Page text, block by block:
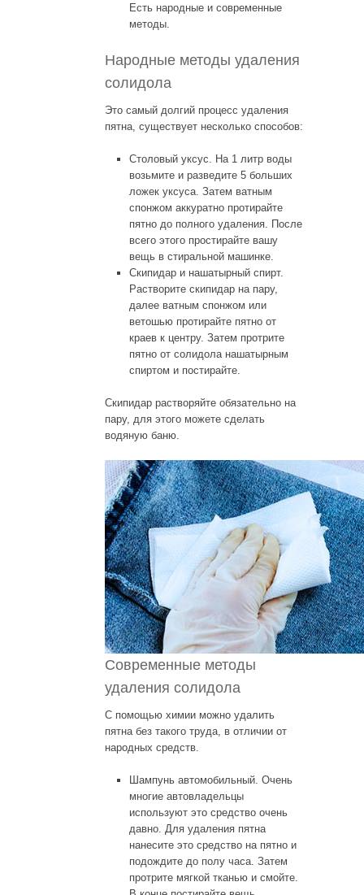
Есть народные и современные
методы.
Народные методы удаления
солидола
Это самый долгий процесс удаления
пятна, существует несколько способов:
Столовый уксус. На 1 литр воды
возьмите и разведите 5 больших
ложек уксуса. Затем ватным
спонжом аккуратно протирайте
пятно до полного удаления. После
всего этого простирайте вашу
вещь в стиральной машинке.
Скипидар и нашатырный спирт.
Растворите скипидар на пару,
далее ватным спонжом или
ветошью протирайте пятно от
краев к центру. Затем протрите
пятно от солидола нашатырным
спиртом и постирайте.
Скипидар растворяйте обязательно на
пару, для этого можете сделать
водяную баню.
Современные методы
удаления солидола
С помощью химии можно удалить
пятна без такого труда, в отличии от
народных средств.
Шампунь автомобильный. Очень
многие автовладельцы
используют это средство очень
давно. Для удаления пятна
нанесите это средство на пятно и
подождите до полу часа. Затем
протрите мягкой тканью и смойте.